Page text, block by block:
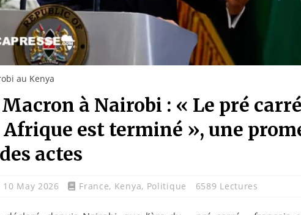
au Kenya
à Nairobi : « Le pré carré
est terminé », une
actes
10 May 2026 France, Kenya, Politique 6589 Lectures